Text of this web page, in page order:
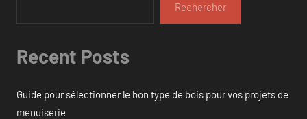
Rechercher
Recent Posts
Guide pour sélectionner le bon type de bois pour vos projets de
menuiserie